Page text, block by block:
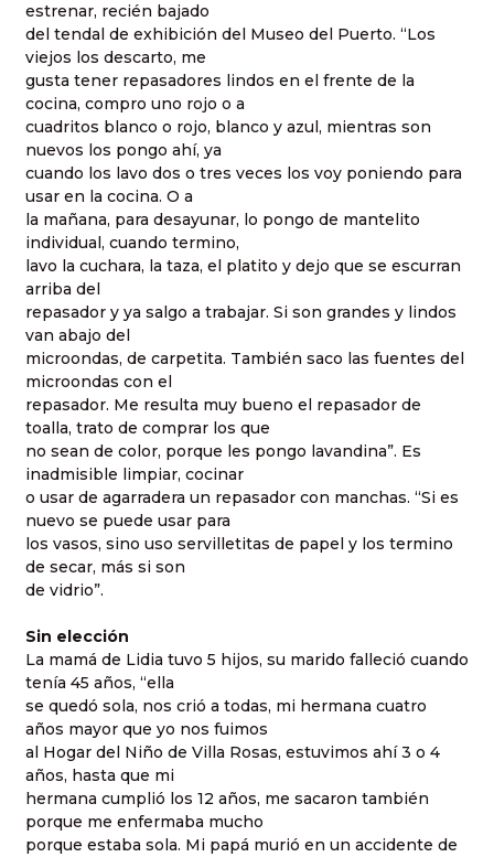
estrenar, recién bajado
del tendal de exhibición del Museo del Puerto. “Los
viejos los descarto, me
gusta tener repasadores lindos en el frente de la
cocina, compro uno rojo o a
cuadritos blanco o rojo, blanco y azul, mientras son
nuevos los pongo ahí, ya
cuando los lavo dos o tres veces los voy poniendo para
usar en la cocina. O a
la mañana, para desayunar, lo pongo de mantelito
individual, cuando termino,
lavo la cuchara, la taza, el platito y dejo que se escurran
arriba del
repasador y ya salgo a trabajar. Si son grandes y lindos
van abajo del
microondas, de carpetita. También saco las fuentes del
microondas con el
repasador. Me resulta muy bueno el repasador de
toalla, trato de comprar los que
no sean de color, porque les pongo lavandina”. Es
inadmisible limpiar, cocinar
o usar de agarradera un repasador con manchas. “Si es
nuevo se puede usar para
los vasos, sino uso servilletitas de papel y los termino
de secar, más si son
de vidrio”.
Sin elección
La mamá de Lidia tuvo 5 hijos, su marido falleció cuando
tenía 45 años, “ella
se quedó sola, nos crió a todas, mi hermana cuatro
años mayor que yo nos fuimos
al Hogar del Niño de Villa Rosas, estuvimos ahí 3 o 4
años, hasta que mi
hermana cumplió los 12 años, me sacaron también
porque me enfermaba mucho
porque estaba sola. Mi papá murió en un accidente de